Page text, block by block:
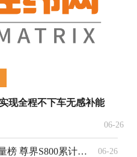
现全程不下车无感补能
06-26
连续9个月登顶百万豪车销量榜 尊界S800累计交付突破19000辆 06-26